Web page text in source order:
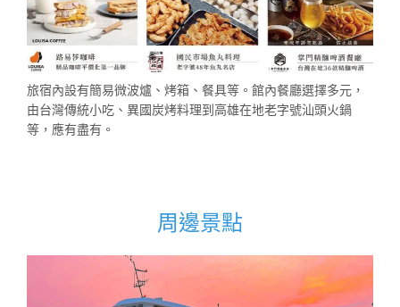
旅宿內設有簡易微波爐、烤箱、餐具等。館內餐廳選擇多元，
由台灣傳統小吃、異國炭烤料理到高雄在地老字號汕頭火鍋
等，應有盡有。
周邊景點